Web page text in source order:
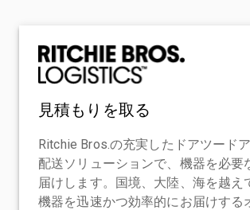
見積もりを取る
Ritchie Bros.の充実したドアツード
配送ソリューションで、機器を必要
届けします。国境、大陸、海を越え
機器を迅速かつ効率的にお届けする